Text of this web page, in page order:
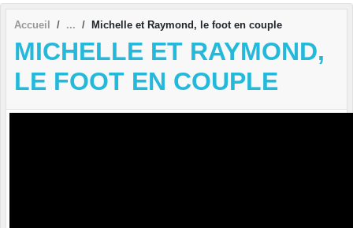
Accueil Michelle et Raymond, le foot en couple
MICHELLE ET RAYMOND,
LE FOOT EN COUPLE